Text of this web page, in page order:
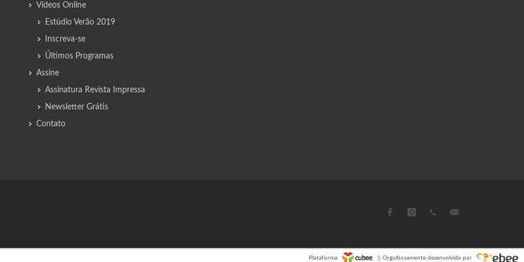
Vídeos Online
Estúdio Verão 2019
Inscreva-se
Últimos Programas
Assine
Assinatura Revista Impressa
Newsletter Grátis
Contato
Plataforma || Orgulhosamente desenvolvida por